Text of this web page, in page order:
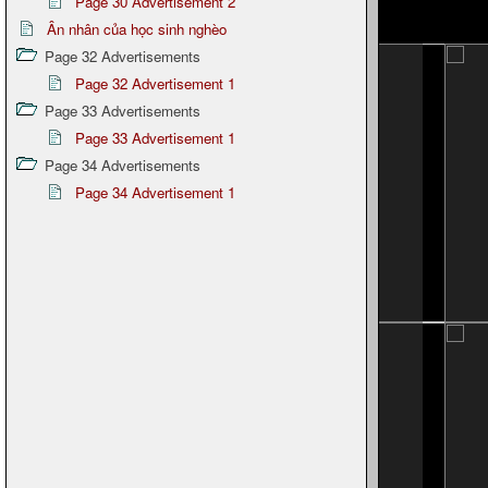
Ân nhân của học sinh nghèo
Page 32 Advertisements
Page 32 Advertisement 1
Page 33 Advertisements
Page 33 Advertisement 1
Page 34 Advertisements
Page 34 Advertisement 1